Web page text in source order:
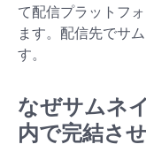
て配信プラットフ
ます。配信先でサ
す。
なぜサムネ
内で完結さ